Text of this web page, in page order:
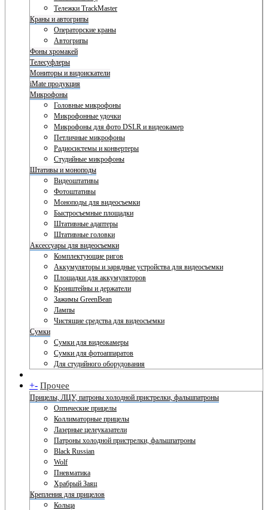
Тележки TrackMaster
Краны и автогрипы
Операторские краны
Автогрипы
Фоны хромакей
Телесуфлеры
Мониторы и видоискатели
iMate продукция
Микрофоны
Головные микрофоны
Микрофонные удочки
Микрофоны для фото DSLR и видеокамер
Петличные микрофоны
Радиосистемы и конвертеры
Студийные микрофоны
Штативы и моноподы
Видеоштативы
Фотоштативы
Моноподы для видеосъемки
Быстросъемные площадки
Штативные адаптеры
Штативные головки
Аксессуары для видеосъемки
Комплектующие ригов
Аккумуляторы и зарядные устройства для видеосъемки
Площадки для аккумуляторов
Кронштейны и держатели
Зажимы GreenBean
Лампы
Чистящие средства для видеосъемки
Сумки
Сумки для видеокамеры
Сумки для фотоаппаратов
Для студийного оборудования
+- Прочее
Прицелы, ЛЦУ, патроны холодной пристрелки, фальшпатроны
Оптические прицелы
Коллиматорные прицелы
Лазерные целеуказатели
Патроны холодной пристрелки, фальшпатроны
Black Russian
Wolf
Пневматика
Храбрый Заяц
Крепления для прицелов
Кольца